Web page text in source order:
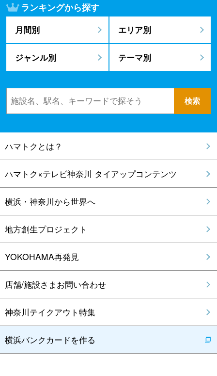
ランキングから探す
月間別 エリア別
ジャンル別 テーマ別
ハマトクとは？
ハマトク×テレビ神奈川 タイアップコンテンツ
横浜・神奈川から世界へ
地方創生プロジェクト
YOKOHAMA再発見
店舗/施設さまお問い合わせ
神奈川テイクアウト特集
横浜バンクカードを作る